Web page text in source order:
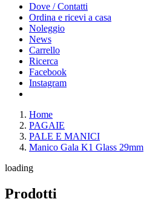
Dove / Contatti
Ordina e ricevi a casa
Noleggio
News
Carrello
Ricerca
Facebook
Instagram
Home
PAGAIE
PALE E MANICI
Manico Gala K1 Glass 29mm
loading
Prodotti